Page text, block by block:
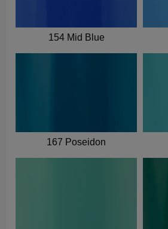
154 Mid Blue
167 Poseidon